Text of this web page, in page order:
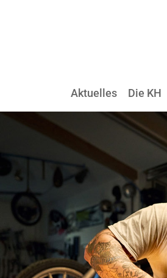
Aktuelles Die KH